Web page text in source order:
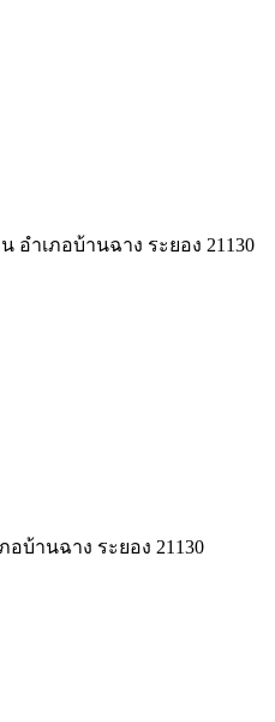
อำเภอบ้านฉาง ระยอง 21130
อบ้านฉาง ระยอง 21130